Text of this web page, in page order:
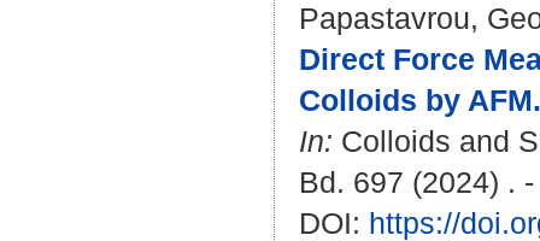
Papastavrou,
Direct Force
Colloids by AFM.
In: Colloids and
Bd. 697 (2024) .
DOI: https://